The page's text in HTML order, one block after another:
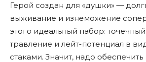
Герой создан для «душки» —
выживание и изнеможение
этого идеальный набор:
травление и лейт-потенциал в
стаками. Значит, надо